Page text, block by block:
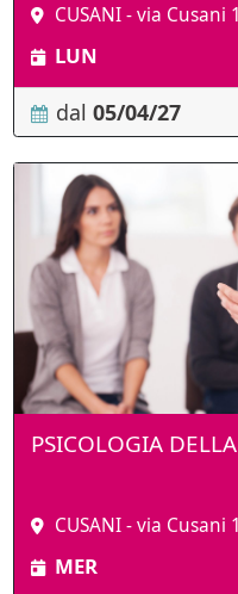
CUSANI - via Cusani
LUN
dal 05/04/27
PSICOLOGIA
CUSANI - via Cusani
MER